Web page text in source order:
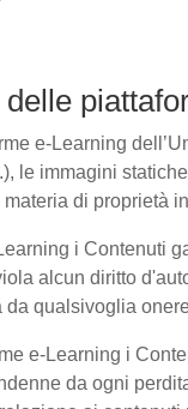
e-Learning
le immagini
di proprietà
i Contenuti
alcun diritto
da qualsivoglia
e-Learning i
da ogni